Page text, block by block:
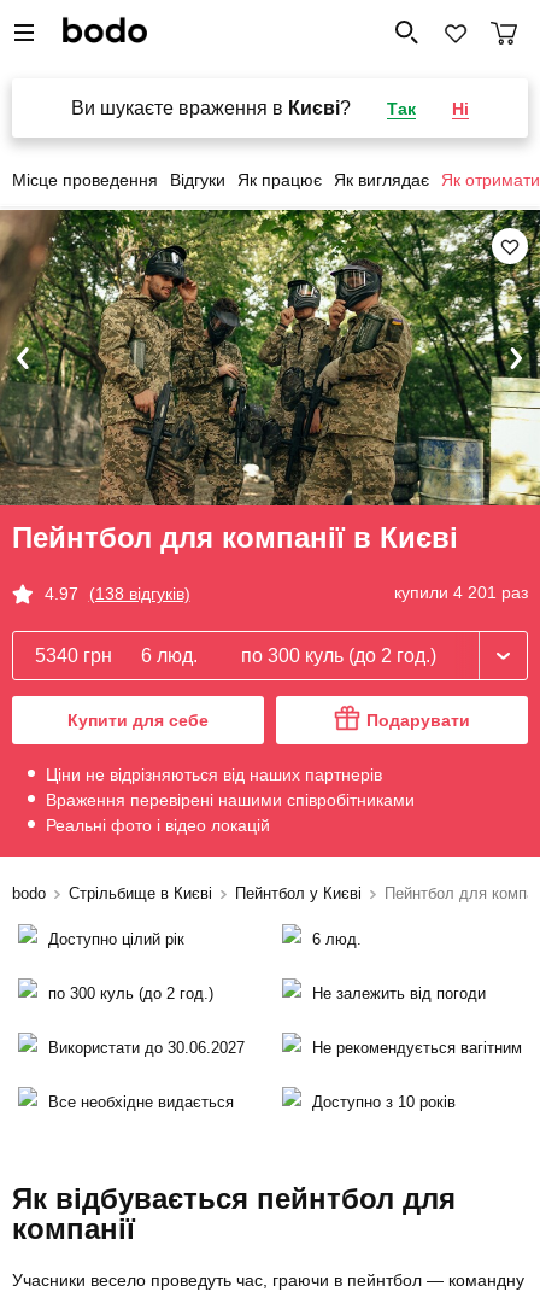
Ви шукаєте враження в Києві? Так Ні
Місце проведення Відгуки Як працює Як виглядає Як отримати
Пейнтбол для компанії в Києві
4.97 (138 відгуків) купили 4 201 раз
5340 грн 6 люд. по 300 куль (до 2 год.)
Купити для себе Подарувати
Ціни не відрізняються від наших партнерів
Враження перевірені нашими співробітниками
Реальні фото і відео локацій
bodo Стрільбище в Києві Пейнтбол у Києві Пейнтбол для
Доступно цілий рік 6 люд.
по 300 куль (до 2 год.) Не залежить від погоди
Використати до 30.06.2027 Не рекомендується вагітним
Все необхідне видається Доступно з 10 років
Як відбувається пейнтбол для
компанії
Учасники весело проведуть час, граючи в пейнтбол — командну